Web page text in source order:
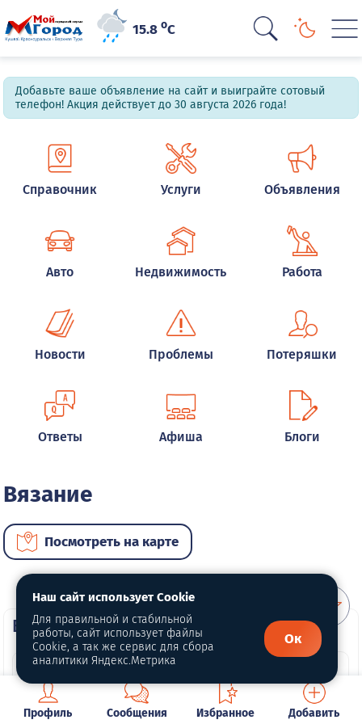
15.8oC
Добавьте ваше объявление на сайт и выиграйте сотовый
телефон! Акция действует до 30 августа 2026 года!
Справочник Услуги Объявления
Авто Недвижимость Работа
Новости Проблемы Потеряшки
Ответы Афиша Блоги
Вязание
Посмотреть на карте
ВИП услуги
Профиль Сообщения Избранное Добавить
Наш сайт использует Cookie
Для правильной и стабильной
работы, сайт использует файлы
Cookie, а так же сервис для сбора
аналитики Яндекс.Метрика
Ок